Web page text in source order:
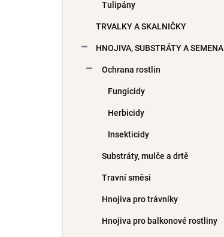
Tulipány
TRVALKY A SKALNIČKY
HNOJIVA, SUBSTRÁTY A SEMENA
Ochrana rostlin
Fungicidy
Herbicidy
Insekticidy
Substráty, mulče a drtě
Travní směsi
Hnojiva pro trávníky
Hnojiva pro balkonové rostliny